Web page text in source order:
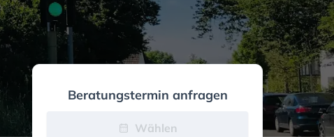
Beratungstermin anfragen
Wählen